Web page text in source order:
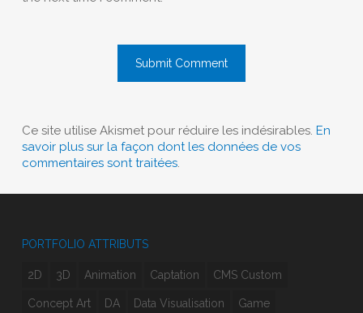
Ce site utilise Akismet pour réduire les indésirables. En
savoir plus sur la façon dont les données de vos
commentaires sont traitées.
PORTFOLIO ATTRIBUTS
2D 3D Animation Captation CMS Custom
Concept Art DA Data Visualisation Game